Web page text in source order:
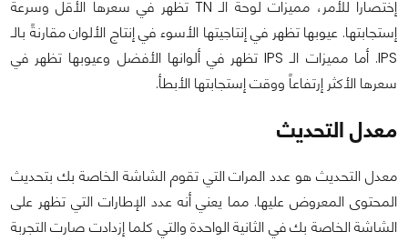
إختصاراً للأمر، مميزات لوحة الـ TN تظهر في سعرها الأقل وسرعة
إستجابتها. عيوبها تظهر في إنتاجيتها الأسوء في إنتاج الألوان مقارنةً بالـ
IPS. أما مميزات الـ IPS تظهر في ألوانها الأفضل وعيوبها تظهر في
سعرها الأكثر إرتفاعاً ووقت إستجابتها الأبطأ.
معدل التحديث
معدل التحديث هو عدد المرات التي تقوم الشاشة الخاصة بك بتحديث
المحتوى المعروض عليها. مما يعني أنه عدد الإطارات التي تظهر على
الشاشة الخاصة بك في الثانية الواحدة والتي كلما إزدادت صارت التجربة